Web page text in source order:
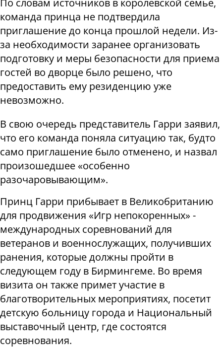
По словам источников в королевской семье,
команда принца не подтвердила
приглашение до конца прошлой недели. Из-
за необходимости заранее организовать
подготовку и меры безопасности для приема
гостей во дворце было решено, что
предоставить ему резиденцию уже
невозможно.
В свою очередь представитель Гарри заявил,
что его команда поняла ситуацию так, будто
само приглашение было отменено, и назвал
произошедшее «особенно
разочаровывающим».
Принц Гарри прибывает в Великобританию
для продвижения «Игр непокоренных» -
международных соревнований для
ветеранов и военнослужащих, получивших
ранения, которые должны пройти в
следующем году в Бирмингеме. Во время
визита он также примет участие в
благотворительных мероприятиях, посетит
детскую больницу города и Национальный
выставочный центр, где состоятся
соревнования.